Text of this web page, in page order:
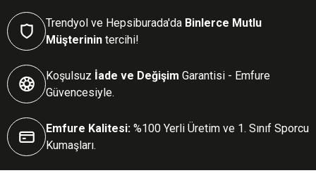
Trendyol ve Hepsiburada'da Binlerce Mutlu
Müşterinin tercihi!
Koşulsuz İade ve Değişim Garantisi - Emfure
Güvencesiyle.
Emfure Kalitesi: %100 Yerli Üretim ve 1. Sınıf Sporcu
Kumaşları.